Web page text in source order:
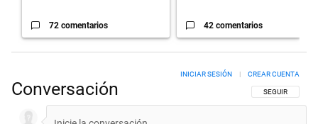
72 comentarios 42 comentarios
Conversación SIGA ESTA
SEGUIR
INICIAR SESIÓN | CREAR CUENTA